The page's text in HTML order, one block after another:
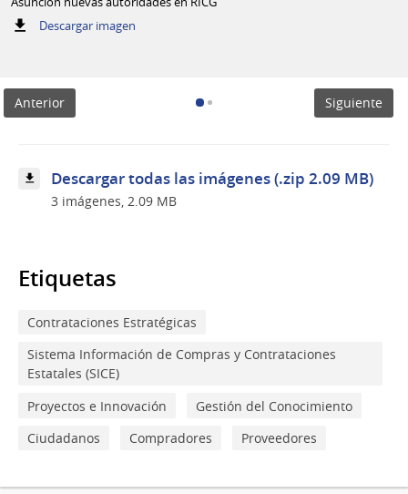
Descargar imagen:
Anterior Siguiente
Descargar todas las imágenes (.zip 2.09 MB)
3 imágenes, 2.09 MB
Etiquetas
Contrataciones Estratégicas
Sistema Información de Compras y Contrataciones
Estatales (SICE)
Proyectos e Innovación
Gestión del Conocimiento
Ciudadanos
Compradores Proveedores